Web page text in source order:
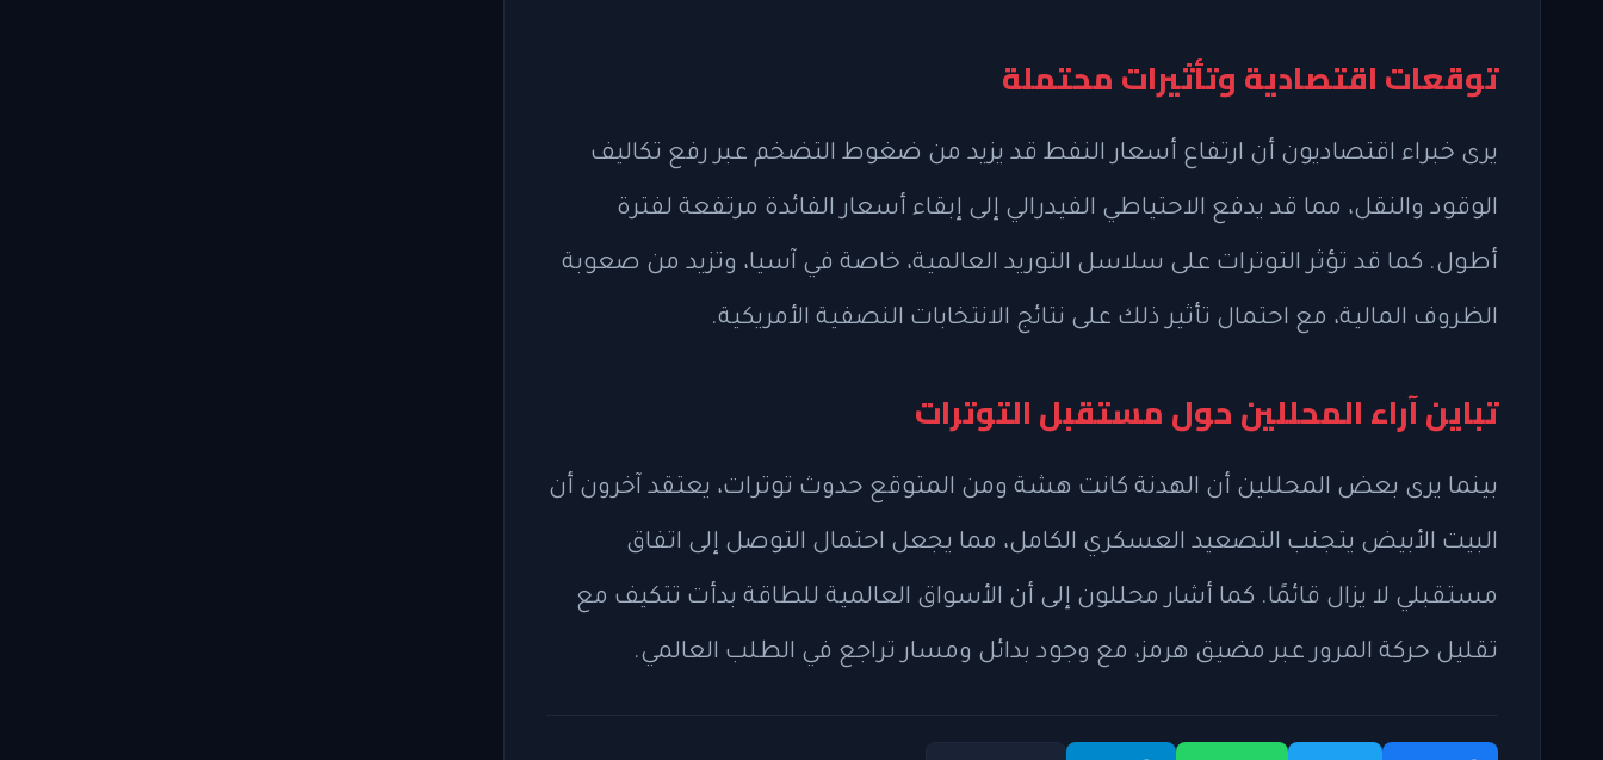
توقعات اقتصادية وتأثيرات محتملة
يرى خبراء اقتصاديون أن ارتفاع أسعار النفط قد يزيد من ضغوط التضخم عبر رفع تكاليف
الوقود والنقل، مما قد يدفع الاحتياطي الفيدرالي إلى إبقاء أسعار الفائدة مرتفعة لفترة
أطول. كما قد تؤثر التوترات على سلاسل التوريد العالمية، خاصة في آسيا، وتزيد من صعوبة
الظروف المالية، مع احتمال تأثير ذلك على نتائج الانتخابات النصفية الأمريكية.
تباين آراء المحللين حول مستقبل التوترات
بينما يرى بعض المحللين أن الهدنة كانت هشة ومن المتوقع حدوث توترات، يعتقد آخرون أن
البيت الأبيض يتجنب التصعيد العسكري الكامل، مما يجعل احتمال التوصل إلى اتفاق
مستقبلي لا يزال قائمًا. كما أشار محللون إلى أن الأسواق العالمية للطاقة بدأت تتكيف مع
تقليل حركة المرور عبر مضيق هرمز، مع وجود بدائل ومسار تراجع في الطلب العالمي.